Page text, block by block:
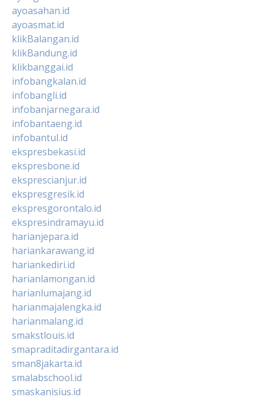
ayoasahan.id
ayoasmat.id
klikBalangan.id
klikBandung.id
klikbanggai.id
infobangkalan.id
infobangli.id
infobanjarnegara.id
infobantaeng.id
infobantul.id
ekspresbekasi.id
ekspresbone.id
eksprescianjur.id
ekspresgresik.id
ekspresgorontalo.id
ekspresindramayu.id
harianjepara.id
hariankarawang.id
hariankediri.id
harianlamongan.id
harianlumajang.id
harianmajalengka.id
harianmalang.id
smakstlouis.id
smapraditadirgantara.id
sman8jakarta.id
smalabschool.id
smaskanisius.id